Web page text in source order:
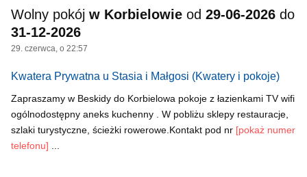
Wolny pokój w Korbielowie od 29-06-2026 do
31-12-2026
29. czerwca, o 22:57
Kwatera Prywatna u Stasia i Małgosi (Kwatery i pokoje)
Zapraszamy w Beskidy do Korbielowa pokoje z łazienkami TV wifi
ogólnodostępny aneks kuchenny . W pobliżu sklepy restauracje,
szlaki turystyczne, ścieżki rowerowe.Kontakt pod nr [pokaż numer
telefonu] ...